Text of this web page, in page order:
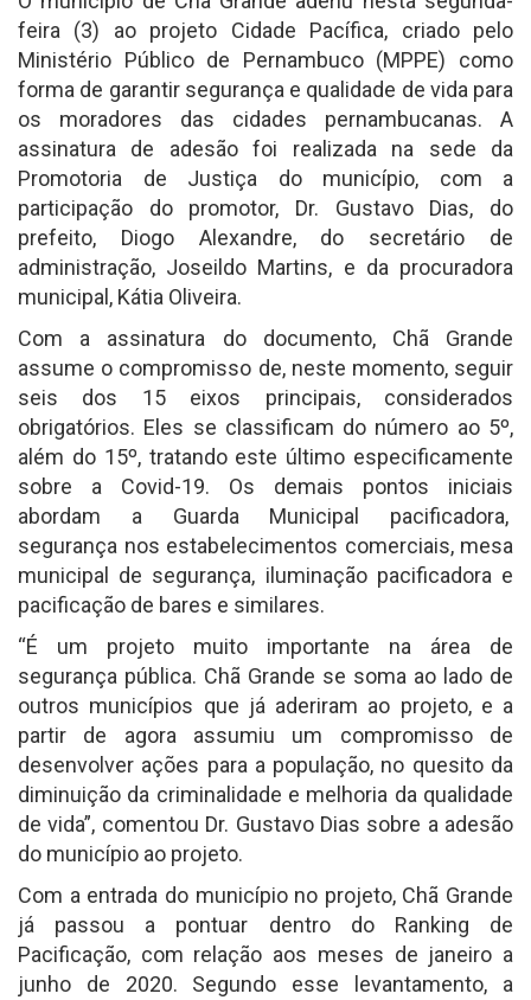
feira (3) ao projeto Cidade Pacífica, criado pelo
Ministério Público de Pernambuco (MPPE) como
forma de garantir segurança e qualidade de vida para
os moradores das cidades pernambucanas. A
assinatura de adesão foi realizada na sede da
Promotoria de Justiça do município, com a
participação do promotor, Dr. Gustavo Dias, do
prefeito, Diogo Alexandre, do secretário de
administração, Joseildo Martins, e da procuradora
municipal, Kátia Oliveira.
Com a assinatura do documento, Chã Grande
assume o compromisso de, neste momento, seguir
seis dos 15 eixos principais, considerados
obrigatórios. Eles se classificam do número ao 5º,
além do 15º, tratando este último especificamente
sobre a Covid-19. Os demais pontos iniciais
abordam a Guarda Municipal pacificadora,
segurança nos estabelecimentos comerciais, mesa
municipal de segurança, iluminação pacificadora e
pacificação de bares e similares.
“É um projeto muito importante na área de
segurança pública. Chã Grande se soma ao lado de
outros municípios que já aderiram ao projeto, e a
partir de agora assumiu um compromisso de
desenvolver ações para a população, no quesito da
diminuição da criminalidade e melhoria da qualidade
de vida”, comentou Dr. Gustavo Dias sobre a adesão
do município ao projeto.
Com a entrada do município no projeto, Chã Grande
já passou a pontuar dentro do Ranking de
Pacificação, com relação aos meses de janeiro a
junho de 2020. Segundo esse levantamento, a